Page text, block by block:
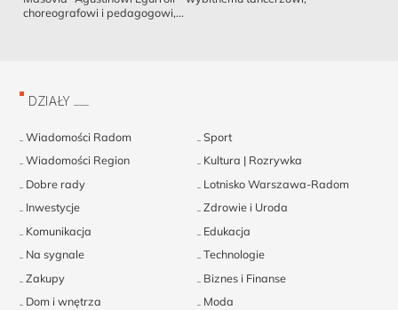
choreografowi i pedagogowi,...
DZIAŁY
Wiadomości Radom
Sport
Wiadomości Region
Kultura | Rozrywka
Dobre rady
Lotnisko Warszawa-Radom
Inwestycje
Zdrowie i Uroda
Komunikacja
Edukacja
Na sygnale
Technologie
Zakupy
Biznes i Finanse
Dom i wnętrza
Moda